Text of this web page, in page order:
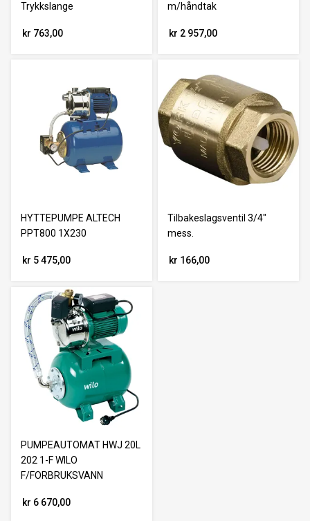
Trykkslange
kr 763,00
m/håndtak
kr 2 957,00
HYTTEPUMPE ALTECH
PPT800 1X230
kr 5 475,00
Tilbakeslagsventil 3/4"
mess.
kr 166,00
PUMPEAUTOMAT HWJ 20L
202 1-F WILO
F/FORBRUKSVANN
kr 6 670,00